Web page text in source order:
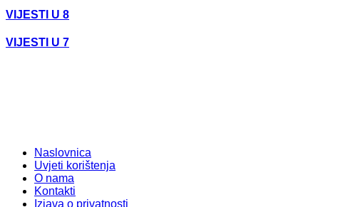
VIJESTI U 8
VIJESTI U 7
Naslovnica
Uvjeti korištenja
O nama
Kontakti
Izjava o privatnosti